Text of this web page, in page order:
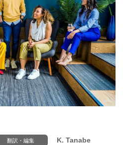
翻訳・編集 K. Tanabe